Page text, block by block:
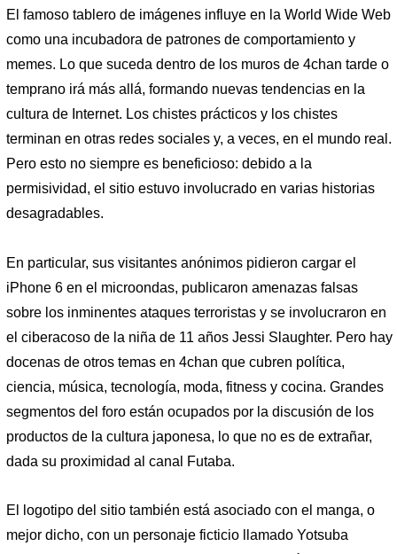
El famoso tablero de imágenes influye en la World Wide Web
como una incubadora de patrones de comportamiento y
memes. Lo que suceda dentro de los muros de 4chan tarde o
temprano irá más allá, formando nuevas tendencias en la
cultura de Internet. Los chistes prácticos y los chistes
terminan en otras redes sociales y, a veces, en el mundo real.
Pero esto no siempre es beneficioso: debido a la
permisividad, el sitio estuvo involucrado en varias historias
desagradables.
En particular, sus visitantes anónimos pidieron cargar el
iPhone 6 en el microondas, publicaron amenazas falsas
sobre los inminentes ataques terroristas y se involucraron en
el ciberacoso de la niña de 11 años Jessi Slaughter. Pero hay
docenas de otros temas en 4chan que cubren política,
ciencia, música, tecnología, moda, fitness y cocina. Grandes
segmentos del foro están ocupados por la discusión de los
productos de la cultura japonesa, lo que no es de extrañar,
dada su proximidad al canal Futaba.
El logotipo del sitio también está asociado con el manga, o
mejor dicho, con un personaje ficticio llamado Yotsuba